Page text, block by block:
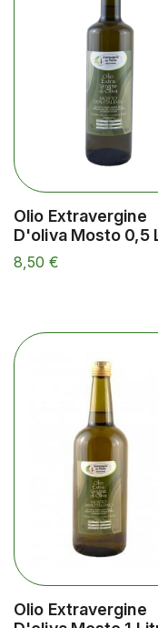
Olio Extravergine
D'oliva Mosto 0,5
8,50 €
Olio Extravergine